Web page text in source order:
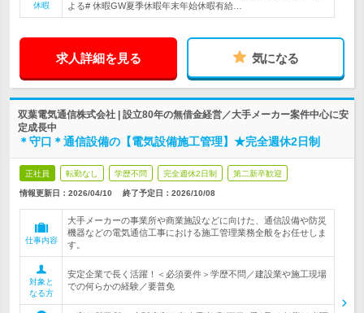
休暇
よる# 休暇GW夏季休暇年末年始休暇有給…
求人詳細を見る 気になる
双葉電気通信株式会社 | 設立80年の無借金経営／大手メーカー案件中心に安
定成長中
＊守口＊通信設備の【電気設備施工管理】★完全週休2日制
正社員 転勤なし 学歴不問 完全週休2日制 第二新卒歓迎
情報更新日：2026/04/10 終了予定日： 2026/10/08
仕事内容
大手メーカーの事業所や商業施設などに向けた、通信設備や防災
機器などの電気通信工事における施工管理業務全般をお任せしま
す。
対象と
なる方
安定企業で長く活躍！＜必須要件＞学歴不問／建設業や施工現場
での何らかの経験／要普免